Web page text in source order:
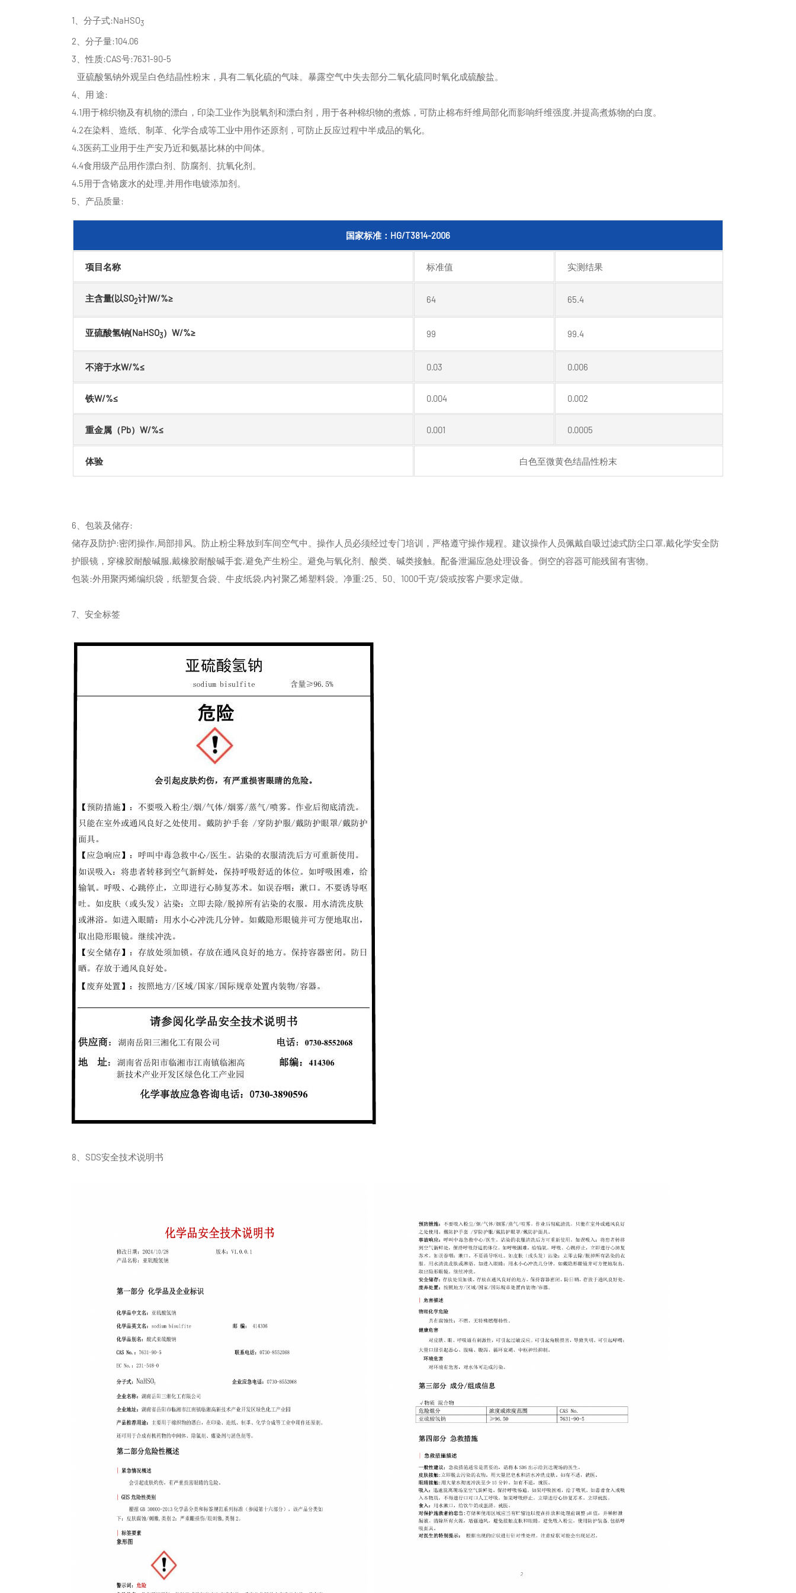
1、分子式:NaHSO3
2、分子量:104.06
3、性质:CAS号:7631-90-5
亚硫酸氢钠外观呈白色结晶性粉末，具有二氧化硫的气味。暴露空气中失去部分二氧化硫同时氧化成硫酸盐。
4、用 途:
4.1用于棉织物及有机物的漂白，印染工业作为脱氧剂和漂白剂，用于各种棉织物的煮炼，可防止棉布纤维局部化而影响纤维强度,并提高煮炼物的白度。
4.2在染料、造纸、制革、化学合成等工业中用作还原剂，可防止反应过程中半成品的氧化。
4.3医药工业用于生产安乃近和氨基比林的中间体。
4.4食用级产品用作漂白剂、防腐剂、抗氧化剂。
4.5用于含铬废水的处理,并用作电镀添加剂。
5、产品质量:
国家标准：HG/T3814-2006
项目名称 标准值 实测结果
主含量(以SO2计)W/%≥ 64 65.4
亚硫酸氢钠(NaHSO3）W/%≥ 99 99.4
不溶于水W/%≤ 0.03 0.006
铁W/%≤ 0.004 0.002
重金属（Pb）W/%≤ 0.001 0.0005
体验 白色至微黄色结晶性粉末
6、包装及储存:
储存及防护:密闭操作,局部排风。防止粉尘释放到车间空气中。操作人员必须经过专门培训，严格遵守操作规程。建议操作人员佩戴自吸过滤式防尘口罩,戴化学安全防
护眼镜，穿橡胶耐酸碱服,戴橡胶耐酸碱手套,避免产生粉尘。避免与氧化剂、酸类、碱类接触。配备泄漏应急处理设备。倒空的容器可能残留有害物。
包装:外用聚丙烯编织袋，纸塑复合袋、牛皮纸袋,内衬聚乙烯塑料袋。净重:25、50、1000千克/袋或按客户要求定做。
7、安全标签
8、SDS安全技术说明书